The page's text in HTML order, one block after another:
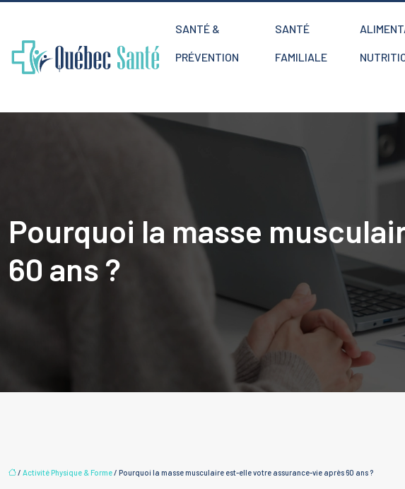
SANTÉ &
PRÉVENTION
SANTÉ
FAMILIALE
Pourquoi la masse
60 ans ?
/ Activité Physique & Forme/ Pourquoi la masse musculaire est-elle votre assurance-vie après 60 ans ?